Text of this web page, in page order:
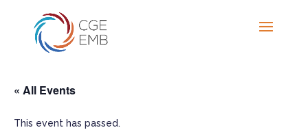
« All Events
This event has passed.